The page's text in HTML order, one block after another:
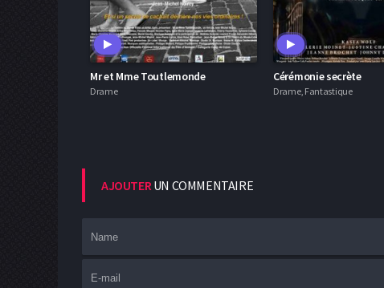
Mr et Mme Toutlemonde
Drame
Cérémonie secrète
Drame, Fantastique
AJOUTERUN COMMENTAIRE